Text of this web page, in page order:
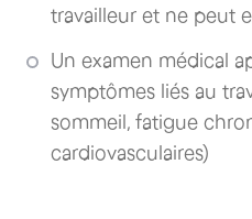
travailleur et ne peut
Un examen médical
symptômes liés au
sommeil, fatigue
cardiovasculaires)